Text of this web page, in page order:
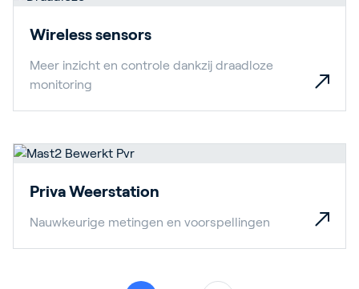
Wireless sensors
Meer inzicht en controle dankzij draadloze
monitoring
Priva Weerstation
Nauwkeurige metingen en voorspellingen